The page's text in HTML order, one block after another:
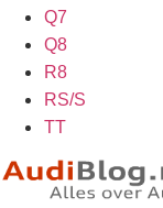
Q7
Q8
R8
RS/S
TT